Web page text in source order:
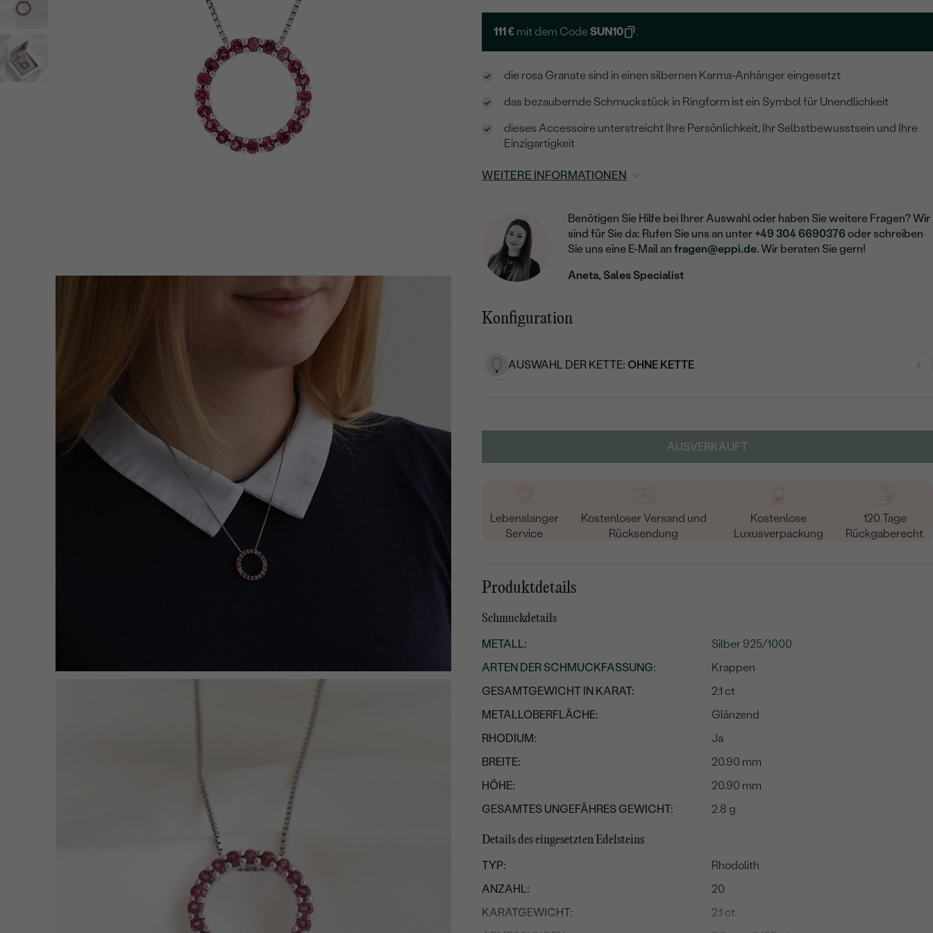
111 € mit dem CodeSUN10 .
die rosa Granate sind in einen silbernen Karma-Anhänger eingesetzt
das bezaubernde Schmuckstück in Ringform ist ein Symbol für Unendlichkeit
dieses Accessoire unterstreicht Ihre Persönlichkeit, Ihr Selbstbewusstsein und Ihre
Einzigartigkeit
WEITERE INFORMATIONEN
Benötigen Sie Hilfe bei Ihrer Auswahl oder haben Sie weitere Fragen? Wir
sind für Sie da: Rufen Sie uns an unter +49 304 6690376 oder schreiben
Sie uns eine E-Mail anfragen@eppi.de. Wir beraten Sie gern!
Aneta, Sales Specialist
Konfiguration
AUSWAHL DER KETTE: OHNE KETTE
AUSVERKAUFT
Lebenslanger
Service
Kostenloser Versand und
Rücksendung
Kostenlose
Luxusverpackung
120 Tage
Rückgaberecht
Produktdetails
Schmuckdetails
METALL:
Silber 925/1000
ARTEN DER SCHMUCKFASSUNG:
Krappen
GESAMTGEWICHT IN KARAT:
2.1 ct
METALLOBERFLÄCHE:
Glänzend
RHODIUM:
Ja
BREITE:
20.90 mm
HÖHE:
20.90 mm
GESAMTES UNGEFÄHRES GEWICHT:
2.8 g
Details des eingesetzten Edelsteins
TYP:
Rhodolith
ANZAHL:
20
KARATGEWICHT:
2.1 ct